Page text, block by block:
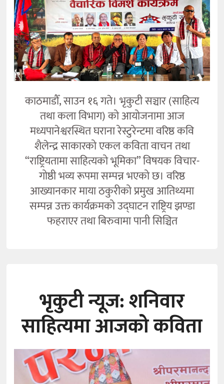
काठमाडौँ, साउन १६ गते। भृकुटी सञ्चार (साहित्य
तथा कला विभाग) को आयोजनामा आज
मध्यपानेश्वरस्थित घराना रेस्टुरेन्टमा वरिष्ठ कवि
शैलेन्द्र साकारको एकल कविता वाचन तथा
“राष्ट्रियतामा साहित्यको भूमिका” विषयक विचार-
गोष्ठी भव्य रूपमा सम्पन्न भएको छ। वरिष्ठ
आख्यानकार माया ठकुरीको प्रमुख आतिथ्यमा
सम्पन्न उक्त कार्यक्रमको उद्घाटन राष्ट्रिय झण्डा
फहराएर तथा बिरुवामा पानी सिञ्चित
भृकुटी न्यूज: शनिवार
साहित्यमा आजको कविता